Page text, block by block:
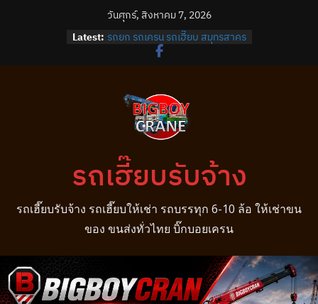
วันศุกร์, สิงหาคม 7, 2026
Latest: รถยก รถเครน รถเฮี๊ยบ สมุทรสาคร
รถยก รถเครน รถเฮี๊ยบ บางปลา
รถเฮี๊ยบรับจ้าง
รถเฮี๊ยบรับจ้าง รถเฮี๊ยบให้เช่า รถบรรทุก 6-10 ล้อ ให้เช่าขน
ของ ขนส่งทั่วไทย บิ๊กบอยเครน